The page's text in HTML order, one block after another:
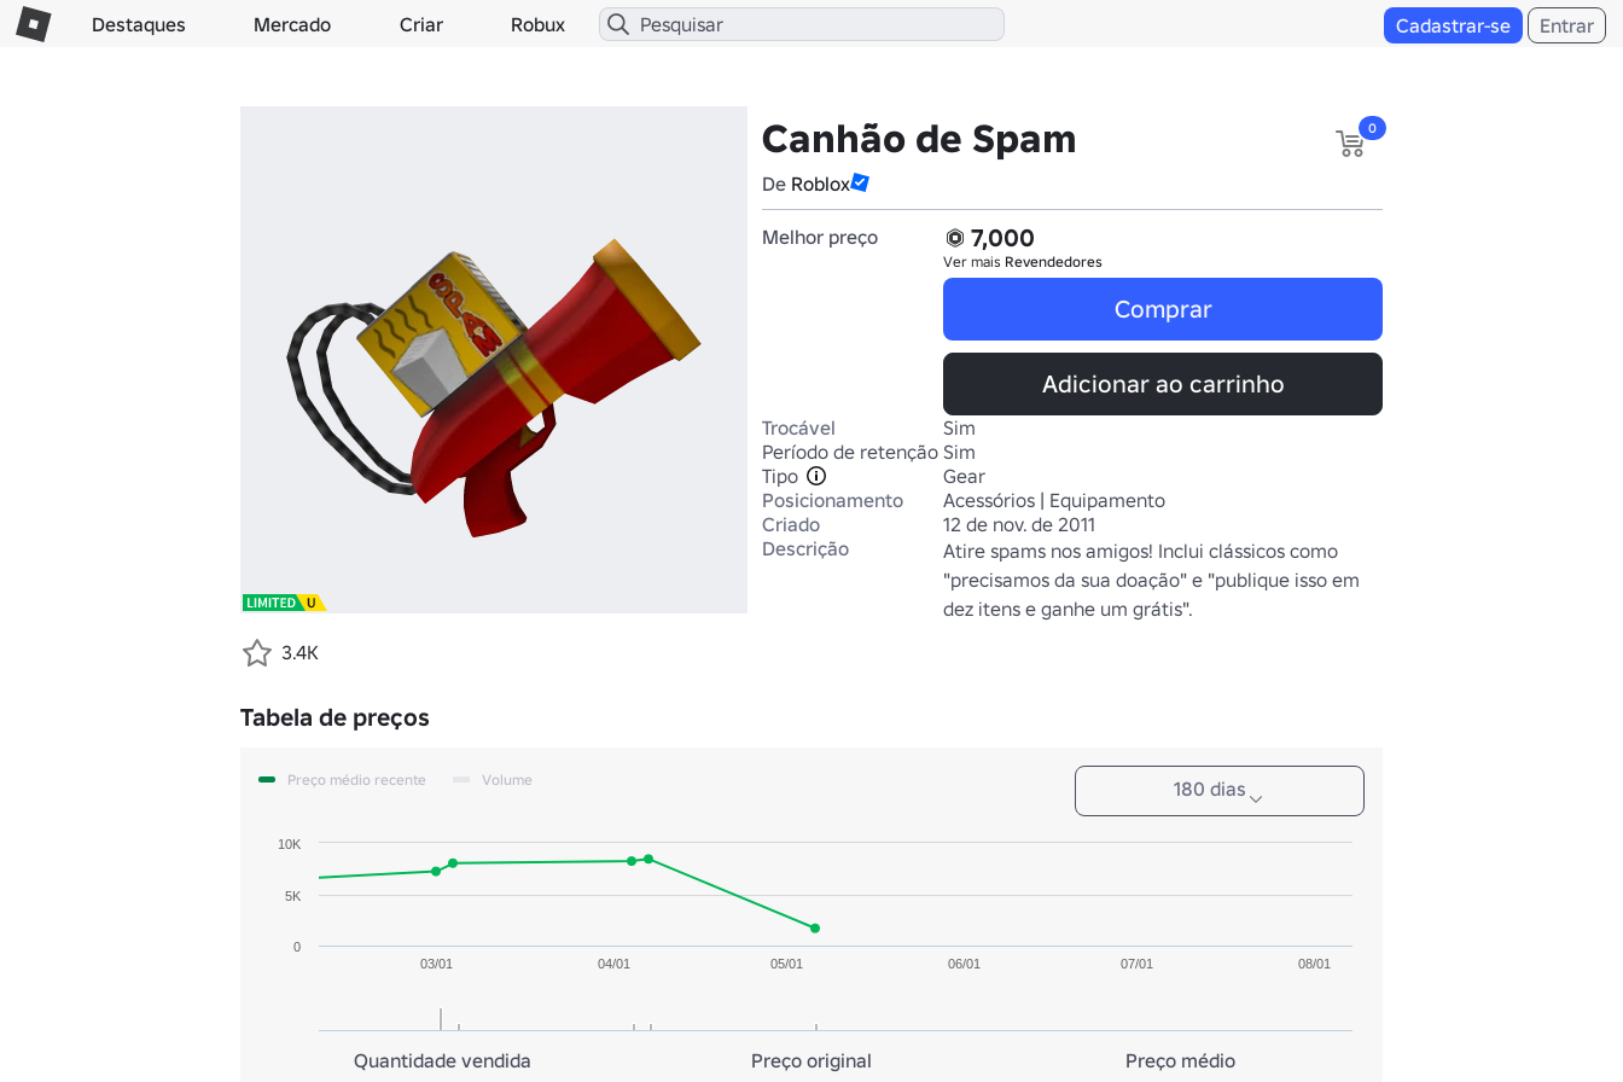
Destaques Mercado Criar Robux Cadastrar-se Entrar
Canhão de Spam
De Roblox
0
Melhor preço 7,000
Ver mais Revendedores
Comprar
Adicionar ao carrinho
Trocável
Sim
Período de retenção Sim
Tipo
Gear
Posicionamento
Acessórios | Equipamento
Criado
12 de nov. de 2011
Descrição
Atire spams nos amigos! Inclui clássicos como
"precisamos da sua doação" e "publique isso em
dez itens e ganhe um grátis".
3.4K
Tabela de preços
180 dias
Preço médio recente Volume
03/01 04/01 05/01 06/01 07/01 08/01
0
5K
10K
Quantidade vendida Preço original Preço médio